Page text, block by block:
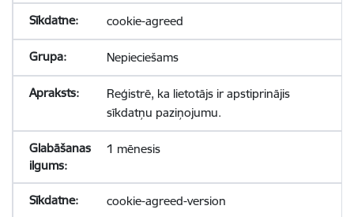
cookie-agreed
Nepieciešams
Reģistrē, ka lietotājs ir apstiprinājis
sīkdatņu paziņojumu.
1 mēnesis
cookie-agreed-version